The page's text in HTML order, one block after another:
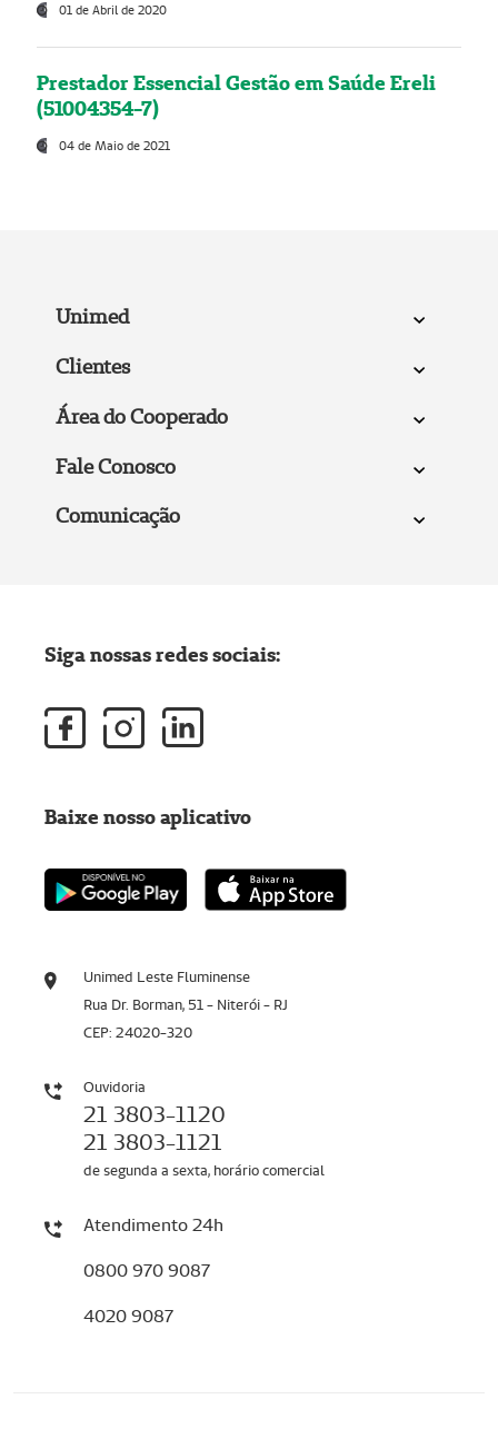
01 de Abril de 2020
Prestador Essencial Gestão em Saúde Ereli
(51004354-7)
04 de Maio de 2021
Unimed
Clientes
Área do Cooperado
Fale Conosco
Comunicação
Unimed Leste Fluminense
Rua Dr. Borman, 51 - Niterói - RJ
CEP: 24020-320
Ouvidoria
21 3803-1120
21 3803-1121
de segunda a sexta, horário comercial
Atendimento 24h
0800 970 9087
4020 9087
Siga nossas redes sociais:
Baixe nosso aplicativo